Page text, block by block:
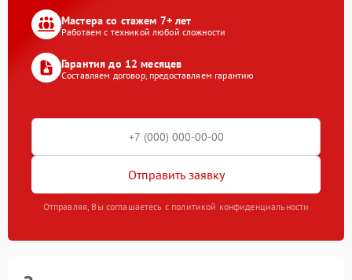
Мастера со стажем 7+ лет
Работаем с техникой любой сложности
Гарантия до 12 месяцев
Составляем договор, предоставляем гарантию
Отправить заявку
Отправляя, Вы соглашаетесь с политикой конфиденциальности